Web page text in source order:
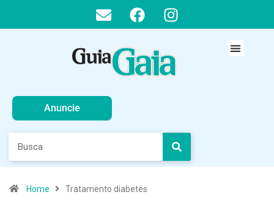
Anuncie
Home Tratamento diabetes